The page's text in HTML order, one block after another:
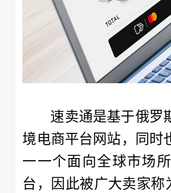
速卖通是基于俄罗
境电商平台网站，同时
一一个面向全球市场
台，因此被广大卖家称